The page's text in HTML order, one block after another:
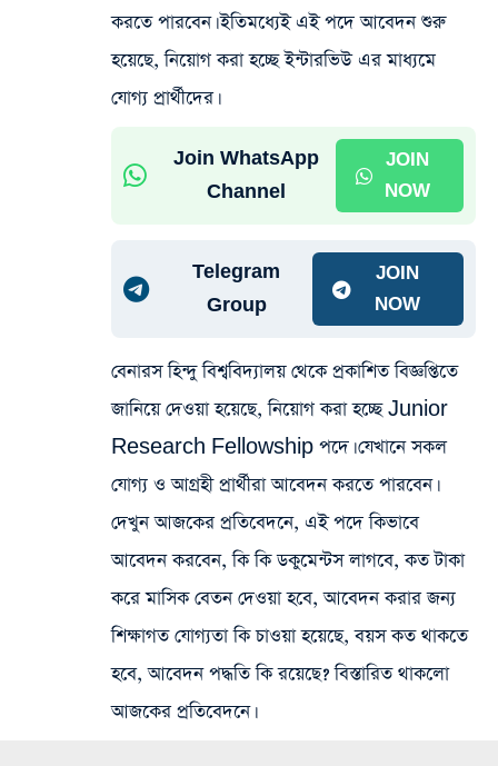
করতে পারবেন। ইতিমধ্যেই এই পদে আবেদন শুরু
হয়েছে, নিয়োগ করা হচ্ছে ইন্টারভিউ এর মাধ্যমে
যোগ্য প্রার্থীদের।
Join WhatsApp
Channel
JOIN
NOW
Telegram
Group
JOIN
NOW
বেনারস হিন্দু বিশ্ববিদ্যালয় থেকে প্রকাশিত বিজ্ঞপ্তিতে
জানিয়ে দেওয়া হয়েছে, নিয়োগ করা হচ্ছে Junior
Research Fellowship পদে। যেখানে সকল
যোগ্য ও আগ্রহী প্রার্থীরা আবেদন করতে পারবেন।
দেখুন আজকের প্রতিবেদনে, এই পদে কিভাবে
আবেদন করবেন, কি কি ডকুমেন্টস লাগবে, কত টাকা
করে মাসিক বেতন দেওয়া হবে, আবেদন করার জন্য
শিক্ষাগত যোগ্যতা কি চাওয়া হয়েছে, বয়স কত থাকতে
হবে, আবেদন পদ্ধতি কি রয়েছে? বিস্তারিত থাকলো
আজকের প্রতিবেদনে।